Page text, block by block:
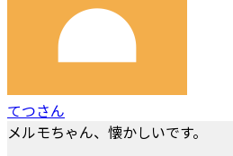
てつさん
メルモちゃん、懐かしいです。